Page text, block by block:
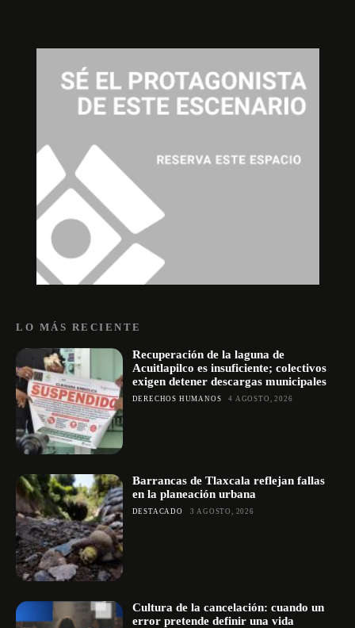
LO MÁS RECIENTE
Recuperación de la laguna de
Acuitlapilco es insuficiente; colectivos
exigen detener descargas municipales
DERECHOS HUMANOS 4 AGOSTO, 2026
Barrancas de Tlaxcala reflejan fallas
en la planeación urbana
DESTACADO 3 AGOSTO, 2026
Cultura de la cancelación: cuando un
error pretende definir una vida